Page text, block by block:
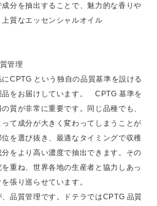
分を抽出することで、魅力的な香りや
質なエッセンシャルオイル
管理
CPTG という独自の品質基準を設ける
品をお届けしています。 CPTG 基準を
質が非常に重要です。同じ品種でも、
て成分が大きく変わってしまうことが
を選び抜き、最適なタイミングで収穫
をより高い濃度で抽出できます。その
重ね、世界各地の生産者と協力しあっ
張り巡らせています。
品質管理です。ドテラではCPTG 品質